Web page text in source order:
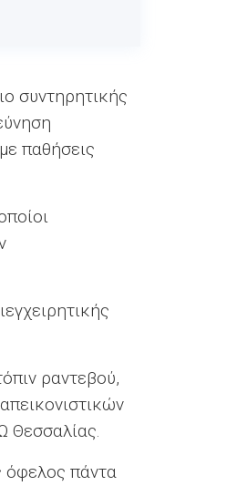
συντηρητικής
παθήσεις
ραντεβού,
Θεσσαλίας.
όφελος πάντα